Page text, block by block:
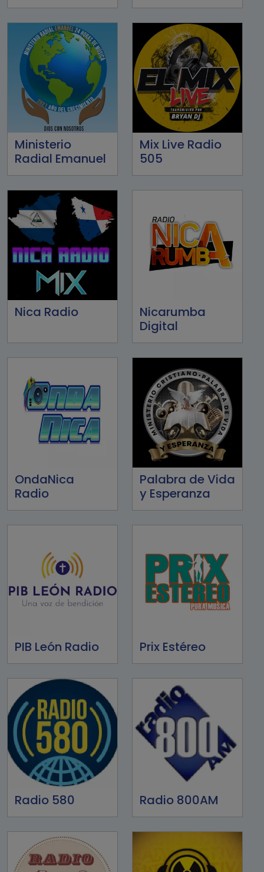
Ministerio
Radial Emanuel
Mix Live Radio
505
Nica Radio
Nicarumba
Digital
OndaNica
Radio
Palabra de Vida
y Esperanza
PIB León Radio Prix Estéreo
Radio 580 Radio 800AM